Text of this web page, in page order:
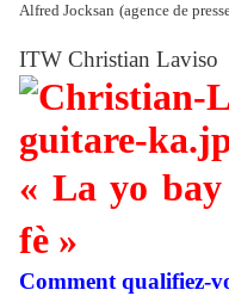
Alfred Jocksan (agence de
ITW Christian Laviso
« La yo
fè »
Comment qualifiez-